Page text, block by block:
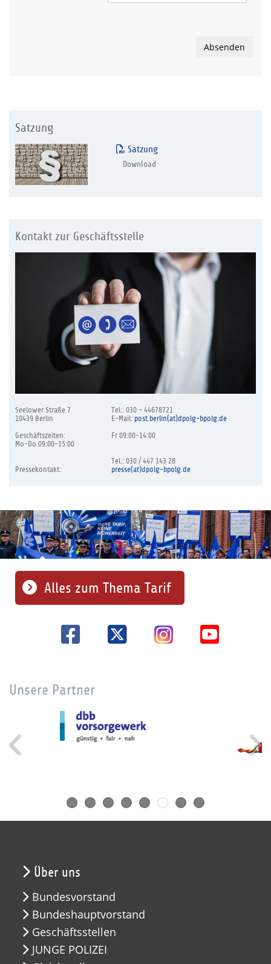
Absenden
Satzung
Satzung
Download
Kontakt zur Geschäftsstelle
Seelower Straße 7
10439 Berlin
Geschäftszeiten:
Mo-Do 09:00-15:00
Pressekontakt:
Tel.: 030 - 44678721
E-Mail: post.berlin(at)dpolg-bpolg.de
Fr 09:00-14:00
Tel.: 030 / 447 143 28
presse(at)dpolg-bpolg.de
Alles zum Thema Tarif
Unsere Partner
Über uns
Bundesvorstand
Bundeshauptvorstand
Geschäftsstellen
JUNGE POLIZEI